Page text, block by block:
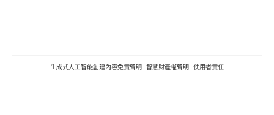
生成式人工智能創建內容免責聲明 | 智慧財產權聲明 | 使用者責任